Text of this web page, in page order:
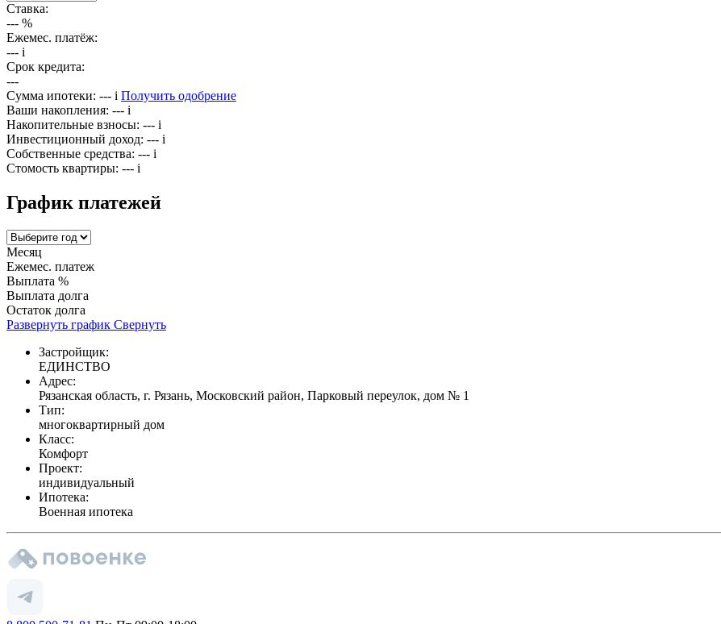
Ставка:
--- %
Ежемес. платёж:
--- i
Срок кредита:
---
Сумма ипотеки: --- i Получить одобрение
Ваши накопления: --- i
Накопительные взносы: --- i
Инвестиционный доход: --- i
Собственные средства: --- i
Стомость квартиры: --- i
График платежей
Месяц
Ежемес. платеж
Выплата %
Выплата долга
Остаток долга
Развернуть график Свернуть
Застройщик:
ЕДИНСТВО
Адрес:
Рязанская область, г. Рязань, Московский район, Парковый переулок, дом № 1
Тип:
многоквартирный дом
Класс:
Комфорт
Проект:
индивидуальный
Ипотека:
Военная ипотека